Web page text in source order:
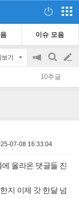
이슈 모음
보기
공
지
on/off
검
색
글
쓰
10추글
07-08 16:33:04
올라온 댓글들 진
지 이제 갓 한달 넘